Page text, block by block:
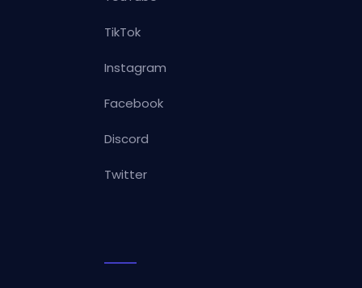
TikTok
Instagram
Facebook
Discord
Twitter